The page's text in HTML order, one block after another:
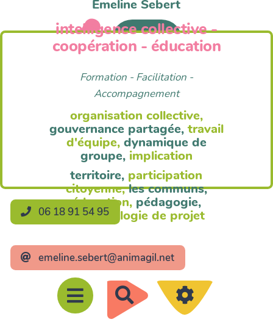
R
e
Anim'Agil
Emeline Sebert
intelligence collective -
coopération - éducation
Formation - Facilitation -
Accompagnement
organisation collective,
gouvernance partagée, travail
d'équipe, dynamique de
groupe, implication
territoire, participation
citoyenne, les communs,
éducation, pédagogie,
méthodologie de projet
06 18 91 54 95
emeline.sebert@animagil.net